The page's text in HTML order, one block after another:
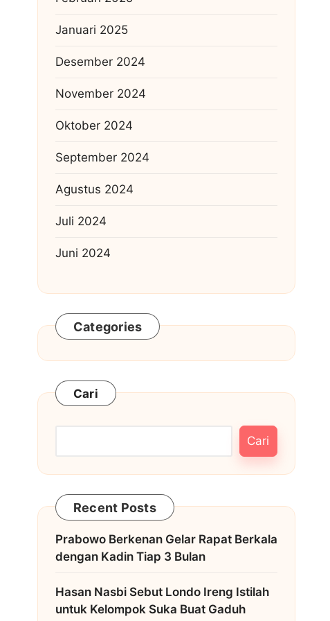
Januari 2025
Desember 2024
November 2024
Oktober 2024
September 2024
Agustus 2024
Juli 2024
Juni 2024
Categories
Cari
Cari
Recent Posts
Prabowo Berkenan Gelar Rapat Berkala
dengan Kadin Tiap 3 Bulan
Hasan Nasbi Sebut Londo Ireng Istilah
untuk Kelompok Suka Buat Gaduh